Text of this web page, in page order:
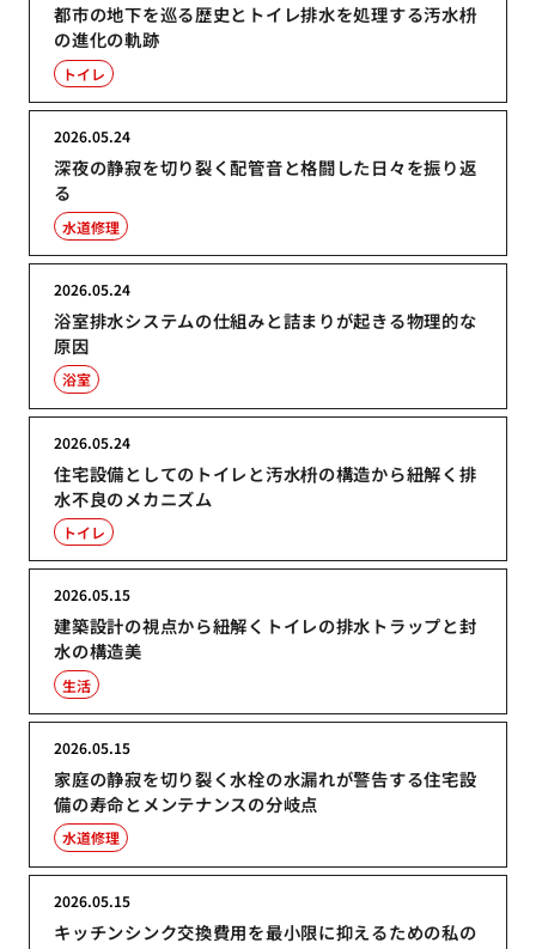
都市の地下を巡る歴史とトイレ排水を処理する汚水枡
の進化の軌跡
トイレ
深夜の静寂を切り裂く配管音と格闘した日々を振り返
る
2026.05.24
水道修理
浴室排水システムの仕組みと詰まりが起きる物理的な
原因
2026.05.24
浴室
住宅設備としてのトイレと汚水枡の構造から紐解く排
水不良のメカニズム
2026.05.24
トイレ
建築設計の視点から紐解くトイレの排水トラップと封
水の構造美
2026.05.15
生活
家庭の静寂を切り裂く水栓の水漏れが警告する住宅設
備の寿命とメンテナンスの分岐点
2026.05.15
水道修理
キッチンシンク交換費用を最小限に抑えるための私の
2026.05.15